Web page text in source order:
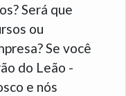
Será que
ou
Se você
do Leão -
e nós